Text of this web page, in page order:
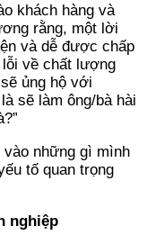
khách hàng và
rằng, một lời
và dễ được chấp
về chất lượng
ủng hộ với
sẽ làm ông/bà hài
những gì mình
tố quan trọng
nghiệp